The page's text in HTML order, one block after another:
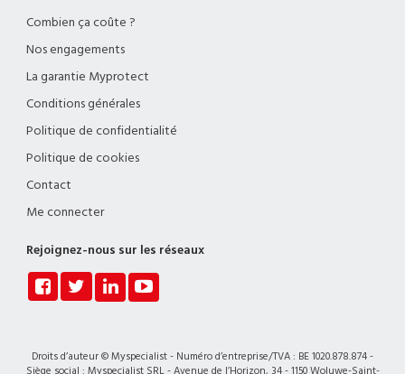
Combien ça coûte ?
Nos engagements
La garantie Myprotect
Conditions générales
Politique de confidentialité
Politique de cookies
Contact
Me connecter
Rejoignez-nous sur les réseaux
Droits d’auteur © Myspecialist - Numéro d’entreprise/TVA : BE 1020.878.874 -